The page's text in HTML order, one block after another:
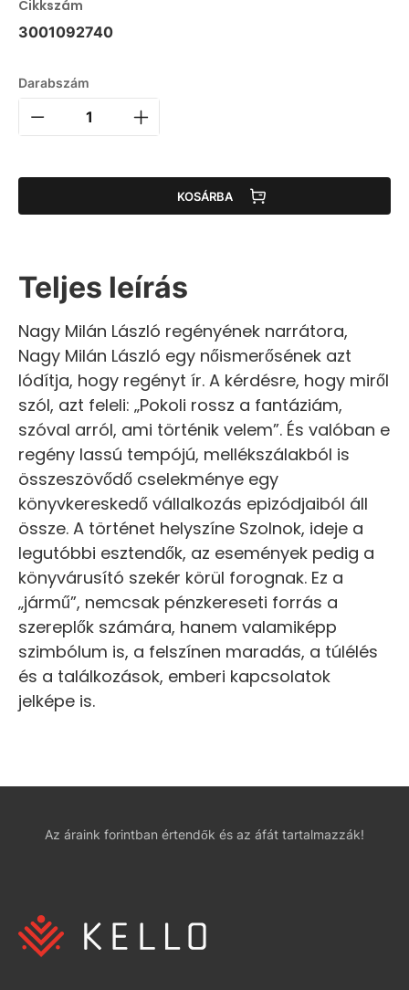
Cikkszám
3001092740
Darabszám
KOSÁRBA
Teljes leírás
Nagy Milán László regényének narrátora,
Nagy Milán László egy nőismerősének azt
lódítja, hogy regényt ír. A kérdésre, hogy miről
szól, azt feleli: „Pokoli rossz a fantáziám,
szóval arról, ami történik velem”. És valóban e
regény lassú tempójú, mellékszálakból is
összeszövődő cselekménye egy
könyvkereskedő vállalkozás epizódjaiból áll
össze. A történet helyszíne Szolnok, ideje a
legutóbbi esztendők, az események pedig a
könyvárusító szekér körül forognak. Ez a
„jármű”, nemcsak pénzkereseti forrás a
szereplők számára, hanem valamiképp
szimbólum is, a felszínen maradás, a túlélés
és a találkozások, emberi kapcsolatok
jelképe is.
Az áraink forintban értendők és az áfát tartalmazzák!